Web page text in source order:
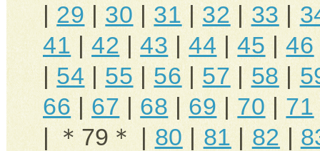
|29|30|31|32|33|
41|42|43|44|45|46
|54|55|56|57|58|
66|67|68|69|70|71
| ＊79＊ |80|81|82|